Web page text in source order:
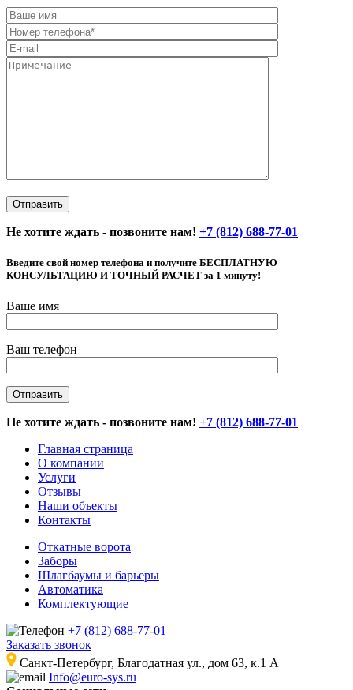
Не хотите ждать - позвоните нам! +7 (812) 688-77-01
Введите свой номер телефона и получите БЕСПЛАТНУЮ
КОНСУЛЬТАЦИЮ И ТОЧНЫЙ РАСЧЕТ за 1 минуту!
Ваше имя
Ваш телефон
Не хотите ждать - позвоните нам! +7 (812) 688-77-01
Главная страница
О компании
Услуги
Отзывы
Наши объекты
Контакты
Откатные ворота
Заборы
Шлагбаумы и барьеры
Автоматика
Комплектующие
+7 (812) 688-77-01
Заказать звонок
Санкт-Петербург, Благодатная ул., дом 63, к.1 А
Info@euro-sys.ru